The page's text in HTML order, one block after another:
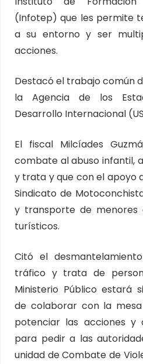
(Infotep) que les permite
a su entorno y ser
acciones.
Destacó el trabajo común
la Agencia de los
Desarrollo Internacional
El fiscal Milcíades
combate al abuso infantil,
y trata y que con el apoyo
Sindicato de
y transporte de menores
turísticos.
Citó el
tráfico y trata de
Ministerio Público estará
de colaborar con la
potenciar las acciones y
para pedir a las
unidad de Combate de